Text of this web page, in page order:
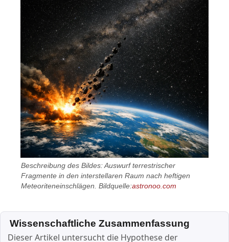
Beschreibung des Bildes: Auswurf terrestrischer
Fragmente in den interstellaren Raum nach heftigen
Meteoriteneinschlägen. Bildquelle:astronoo.com
Wissenschaftliche Zusammenfassung
Dieser Artikel untersucht die Hypothese der